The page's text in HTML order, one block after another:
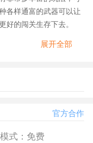
各样通富的武器可以让
的闯关生存下去。
险体验。
己来探索。
逃跑。
给我们非常多冒险的
展开全部
官方合作
式： 免费